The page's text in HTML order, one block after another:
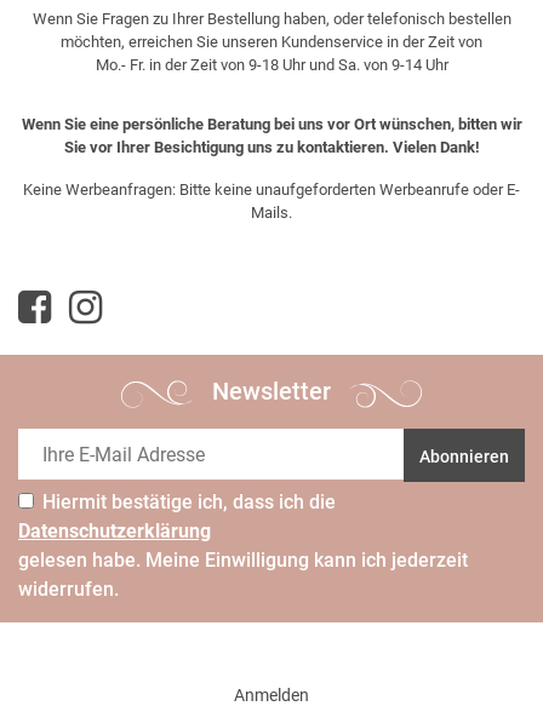
Wenn Sie Fragen zu Ihrer Bestellung haben, oder telefonisch bestellen
möchten, erreichen Sie unseren Kundenservice in der Zeit von
Mo.- Fr. in der Zeit von 9-18 Uhr und Sa. von 9-14 Uhr
Wenn Sie eine persönliche Beratung bei uns vor Ort wünschen, bitten wir
Sie vor Ihrer Besichtigung uns zu kontaktieren. Vielen Dank!
Keine Werbeanfragen: Bitte keine unaufgeforderten Werbeanrufe oder E-
Mails.
Newsletter
Abonnieren
Hiermit bestätige ich, dass ich die
Daten­schutz­erklärung
gelesen habe. Meine Einwilligung kann ich jederzeit
widerrufen.
Anmelden